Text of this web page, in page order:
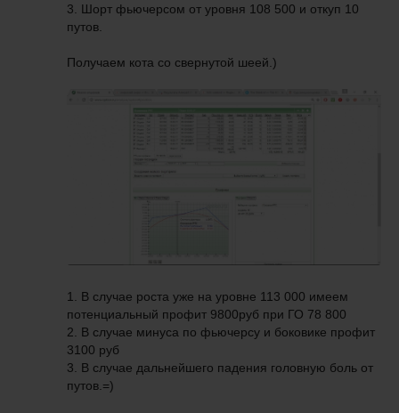
3. Шорт фьючерсом от уровня 108 500 и откуп 10
путов.
Получаем кота со свернутой шеей.)
1. В случае роста уже на уровне 113 000 имеем
потенциальный профит 9800руб при ГО 78 800
2. В случае минуса по фьючерсу и боковике профит
3100 руб
3. В случае дальнейшего падения головную боль от
путов.=)